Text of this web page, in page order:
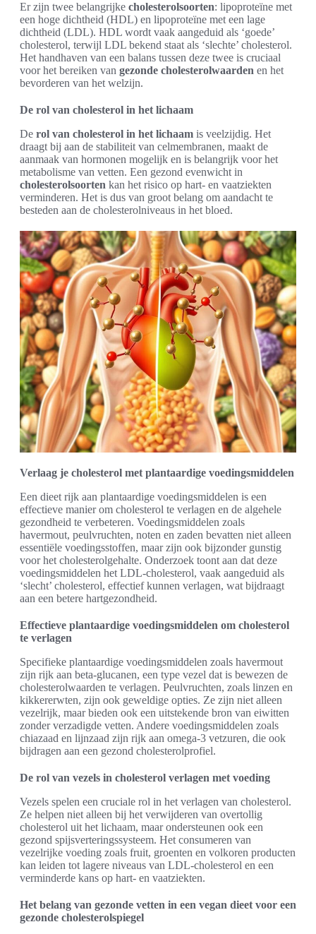
Er zijn twee belangrijke cholesterolsoorten: lipoproteïne met
een hoge dichtheid (HDL) en lipoproteïne met een lage
dichtheid (LDL). HDL wordt vaak aangeduid als ‘goede’
cholesterol, terwijl LDL bekend staat als ‘slechte’ cholesterol.
Het handhaven van een balans tussen deze twee is cruciaal
voor het bereiken van gezonde cholesterolwaarden en het
bevorderen van het welzijn.
De rol van cholesterol in het lichaam
De rol van cholesterol in het lichaam is veelzijdig. Het
draagt bij aan de stabiliteit van celmembranen, maakt de
aanmaak van hormonen mogelijk en is belangrijk voor het
metabolisme van vetten. Een gezond evenwicht in
cholesterolsoorten kan het risico op hart- en vaatziekten
verminderen. Het is dus van groot belang om aandacht te
besteden aan de cholesterolniveaus in het bloed.
Verlaag je cholesterol met plantaardige voedingsmiddelen
Een dieet rijk aan plantaardige voedingsmiddelen is een
effectieve manier om cholesterol te verlagen en de algehele
gezondheid te verbeteren. Voedingsmiddelen zoals
havermout, peulvruchten, noten en zaden bevatten niet alleen
essentiële voedingsstoffen, maar zijn ook bijzonder gunstig
voor het cholesterolgehalte. Onderzoek toont aan dat deze
voedingsmiddelen het LDL-cholesterol, vaak aangeduid als
‘slecht’ cholesterol, effectief kunnen verlagen, wat bijdraagt
aan een betere hartgezondheid.
Effectieve plantaardige voedingsmiddelen om cholesterol
te verlagen
Specifieke plantaardige voedingsmiddelen zoals havermout
zijn rijk aan beta-glucanen, een type vezel dat is bewezen de
cholesterolwaarden te verlagen. Peulvruchten, zoals linzen en
kikkererwten, zijn ook geweldige opties. Ze zijn niet alleen
vezelrijk, maar bieden ook een uitstekende bron van eiwitten
zonder verzadigde vetten. Andere voedingsmiddelen zoals
chiazaad en lijnzaad zijn rijk aan omega-3 vetzuren, die ook
bijdragen aan een gezond cholesterolprofiel.
De rol van vezels in cholesterol verlagen met voeding
Vezels spelen een cruciale rol in het verlagen van cholesterol.
Ze helpen niet alleen bij het verwijderen van overtollig
cholesterol uit het lichaam, maar ondersteunen ook een
gezond spijsverteringssysteem. Het consumeren van
vezelrijke voeding zoals fruit, groenten en volkoren producten
kan leiden tot lagere niveaus van LDL-cholesterol en een
verminderde kans op hart- en vaatziekten.
Het belang van gezonde vetten in een vegan dieet voor een
gezonde cholesterolspiegel